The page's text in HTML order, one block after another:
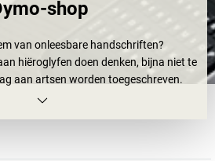
shop
van onleesbare handschriften?
hiëroglyfen doen denken, bijna niet te
aan artsen worden toegeschreven.
aan zulke handschriften... maar nu is